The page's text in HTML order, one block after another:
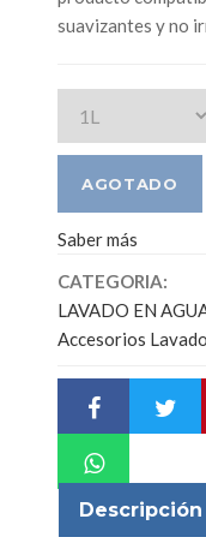
suavizantes y no
Saber más
CATEGORIA:
LAVADO EN
Accesorios Lavado
Descripción